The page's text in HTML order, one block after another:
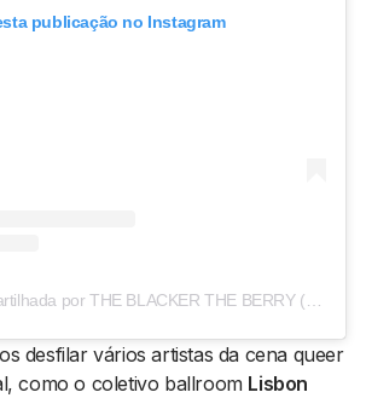
publicação no Instagram
desfilar vários artistas da cena queer
como o coletivo ballroom Lisbon